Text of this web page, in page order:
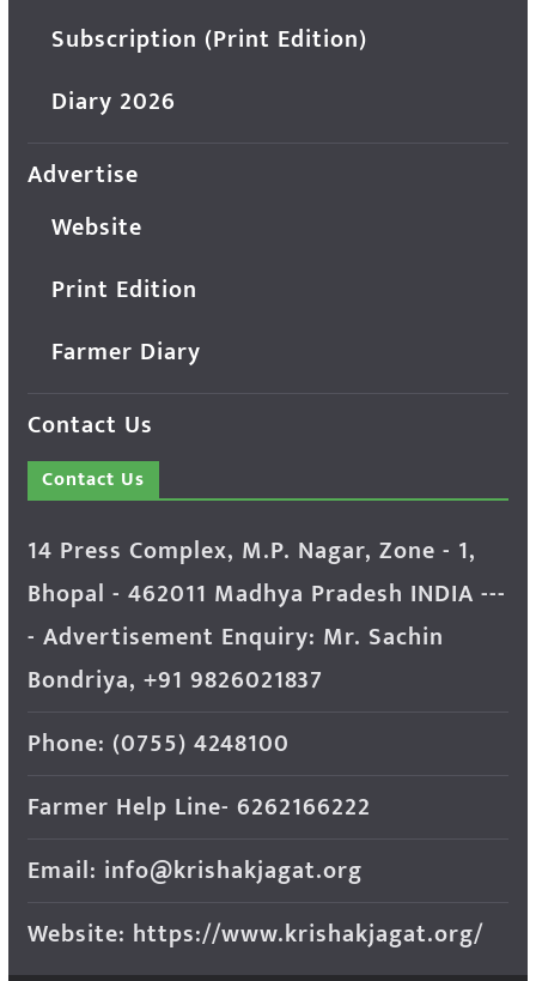
Subscription (Print Edition)
Diary 2026
Advertise
Website
Print Edition
Farmer Diary
Contact Us
Contact Us
14 Press Complex, M.P. Nagar, Zone - 1,
Bhopal - 462011 Madhya Pradesh INDIA ---
- Advertisement Enquiry: Mr. Sachin
Bondriya, +91 9826021837
Phone: (0755) 4248100
Farmer Help Line- 6262166222
Email: info@krishakjagat.org
Website: https://www.krishakjagat.org/